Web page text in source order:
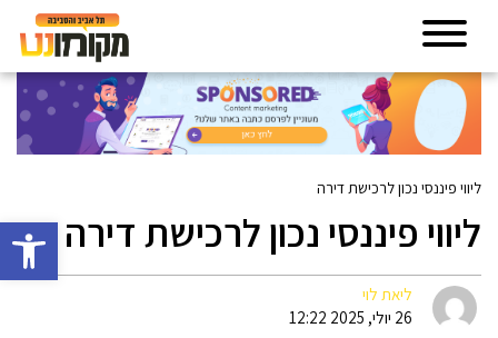
פתח
ליווי פיננסי נכון לרכישת דירה
ליווי פיננסי נכון לרכישת דירה
ליאת לוי
26 יולי, 2025 12:22